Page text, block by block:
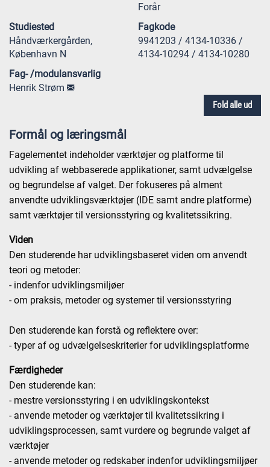
Forår
Studiested
Håndværkergården,
København N
Fagkode
9941203 / 4134-10336 /
4134-10294 / 4134-10280
Fag- /modulansvarlig
Henrik Strøm
Fold alle ud
Formål og læringsmål
Fagelementet indeholder værktøjer og platforme til
udvikling af webbaserede applikationer, samt udvælgelse
og begrundelse af valget. Der fokuseres på alment
anvendte udviklingsværktøjer (IDE samt andre platforme)
samt værktøjer til versionsstyring og kvalitetssikring.
Viden
Den studerende har udviklingsbaseret viden om anvendt
teori og metoder:
- indenfor udviklingsmiljøer
- om praksis, metoder og systemer til versionsstyring
Den studerende kan forstå og reflektere over:
- typer af og udvælgelseskriterier for udviklingsplatforme
Færdigheder
Den studerende kan:
- mestre versionsstyring i en udviklingskontekst
- anvende metoder og værktøjer til kvalitetssikring i
udviklingsprocessen, samt vurdere og begrunde valget af
værktøjer
- anvende metoder og redskaber indenfor udviklingsmiljøer